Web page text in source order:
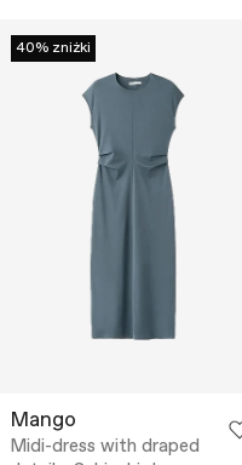
40% zniżki
Mango
Midi-dress with draped